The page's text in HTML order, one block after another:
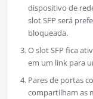
dispositivo de
slot SFP será
bloqueada.
O slot SFP fica
em um link para
Pares de portas
compartilham as